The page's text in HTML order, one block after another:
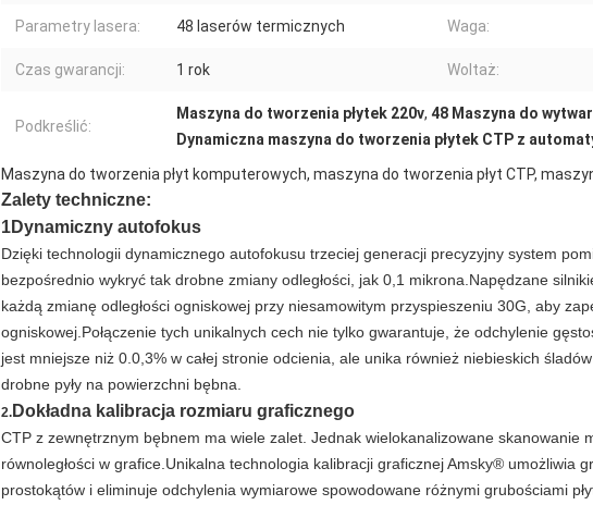
Parametry lasera: 48 laserów termicznych Waga:
Czas gwarancji: 1 rok Woltaż:
Podkreślić:
Maszyna do tworzenia płytek 220v, 48 Maszyna do
Dynamiczna maszyna do tworzenia płytek CTP z
Maszyna do tworzenia płyt komputerowych, maszyna do tworzenia płyt CTP,
Zalety techniczne:
1Dynamiczny autofokus
Dzięki technologii dynamicznego autofokusu trzeciej generacji precyzyjny system
bezpośrednio wykryć tak drobne zmiany odległości, jak 0,1 mikrona.Napędzane
każdą zmianę odległości ogniskowej przy niesamowitym przyspieszeniu 30G, aby
ogniskowej.Połączenie tych unikalnych cech nie tylko gwarantuje, że odchylenie
jest mniejsze niż 0.0,3% w całej stronie odcienia, ale unika również niebieskich
drobne pyły na powierzchni bębna.
2. Dokładna kalibracja rozmiaru graficznego
CTP z zewnętrznym bębnem ma wiele zalet. Jednak wielokanalizowane skanowanie
równoległości w grafice.Unikalna technologia kalibracji graficznej Amsky® umożliwia
prostokątów i eliminuje odchylenia wymiarowe spowodowane różnymi grubościami